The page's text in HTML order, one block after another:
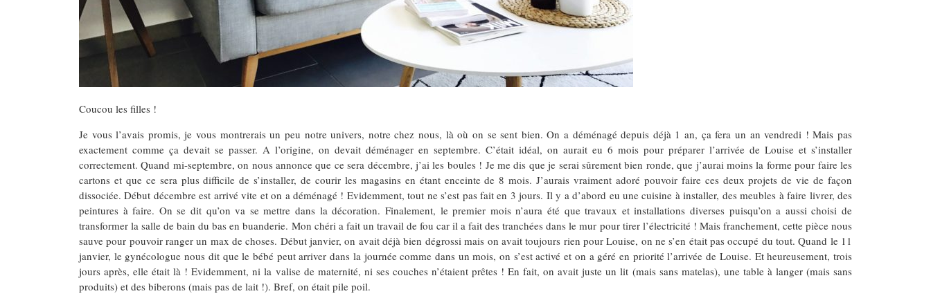
Coucou les filles !
Je vous l’avais promis, je vous montrerais un peu notre univers, notre chez nous, là où on se sent bien. On a déménagé depuis déjà 1 an, ça fera un an vendredi ! Mais pas
exactement comme ça devait se passer. A l’origine, on devait déménager en septembre. C’était idéal, on aurait eu 6 mois pour préparer l’arrivée de Louise et s’installer
correctement. Quand mi-septembre, on nous annonce que ce sera décembre, j’ai les boules ! Je me dis que je serai sûrement bien ronde, que j’aurai moins la forme pour faire les
cartons et que ce sera plus difficile de s’installer, de courir les magasins en étant enceinte de 8 mois. J’aurais vraiment adoré pouvoir faire ces deux projets de vie de façon
dissociée. Début décembre est arrivé vite et on a déménagé ! Evidemment, tout ne s’est pas fait en 3 jours. Il y a d’abord eu une cuisine à installer, des meubles à faire livrer, des
peintures à faire. On se dit qu’on va se mettre dans la décoration. Finalement, le premier mois n’aura été que travaux et installations diverses puisqu’on a aussi choisi de
transformer la salle de bain du bas en buanderie. Mon chéri a fait un travail de fou car il a fait des tranchées dans le mur pour tirer l’électricité ! Mais franchement, cette pièce nous
sauve pour pouvoir ranger un max de choses. Début janvier, on avait déjà bien dégrossi mais on avait toujours rien pour Louise, on ne s’en était pas occupé du tout. Quand le 11
janvier, le gynécologue nous dit que le bébé peut arriver dans la journée comme dans un mois, on s’est activé et on a géré en priorité l’arrivée de Louise. Et heureusement, trois
jours après, elle était là ! Evidemment, ni la valise de maternité, ni ses couches n’étaient prêtes ! En fait, on avait juste un lit (mais sans matelas), une table à langer (mais sans
produits) et des biberons (mais pas de lait !). Bref, on était pile poil.